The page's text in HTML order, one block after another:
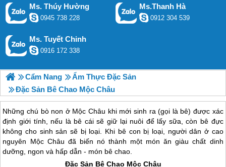
Ms. Thúy Hường
0945 738 228
Ms.Thanh Hà
0912 304 539
Ms. Tuyết Chinh
0916 172 338
Cẩm Nang
Ẩm Thực Đặc Sản
Đặc Sản Bê Chao Mộc Châu
Những chú bò non ở Mộc Châu khi mới sinh ra (gọi là bê) được xác
định giới tính, nếu là bê cái sẽ giữ lại nuôi để lấy sữa, còn bê đực
không cho sinh sản sẽ bị loại. Khi bê con bị loại, người dân ở cao
nguyên Mộc Châu đã biến nó thành một món ăn giàu chất dinh
dưỡng, ngon và hấp dẫn - món bê chao.
Đặc Sản Bê Chao Mộc Châu